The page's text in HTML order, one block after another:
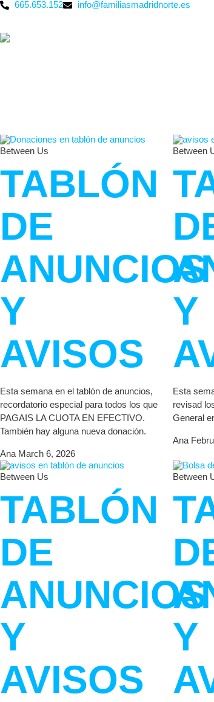
665.653.152 info@familiasmadridnorte.es
Between Us
TABLÓN
DE
ANUNCIOS
Y
AVISOS
Esta semana en el tablón de anuncios,
recordatorio especial para todos los que
PAGAIS LA CUOTA EN EFECTIVO.
También hay alguna nueva donación.
Ana March 6, 2026
Between
Y
Esta
revisad
General
Ana
Between Us
TABLÓN
DE
ANUNCIOS
Y
AVISOS
Between
Y